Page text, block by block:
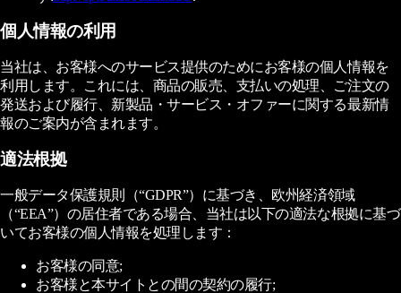
個人情報の利用
当社は、お客様へのサービス提供のためにお客様の個人情報を
利用します。これには、商品の販売、支払いの処理、ご注文の
発送および履行、新製品・サービス・オファーに関する最新情
報のご案内が含まれます。
適法根拠
一般データ保護規則（“GDPR”）に基づき、欧州経済領域
（“EEA”）の居住者である場合、当社は以下の適法な根拠に基づ
いてお客様の個人情報を処理します：
お客様の同意;
お客様と本サイトとの間の契約の履行;